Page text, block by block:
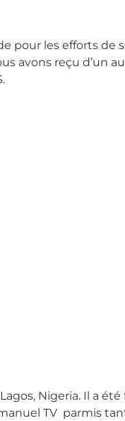
les efforts de
avons reçu d’un
Nigeria. Il a été
TV parmis